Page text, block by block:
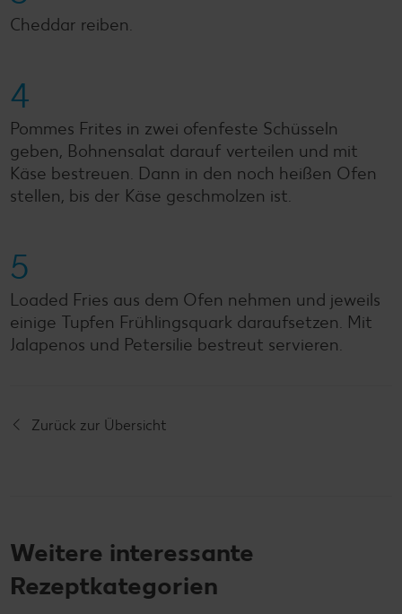
Cheddar reiben.
4
Pommes Frites in zwei ofenfeste Schüsseln
geben, Bohnensalat darauf verteilen und mit
Käse bestreuen. Dann in den noch heißen Ofen
stellen, bis der Käse geschmolzen ist.
5
Loaded Fries aus dem Ofen nehmen und jeweils
einige Tupfen Frühlingsquark daraufsetzen. Mit
Jalapenos und Petersilie bestreut servieren.
Zurück zur Übersicht
Weitere interessante
Rezeptkategorien